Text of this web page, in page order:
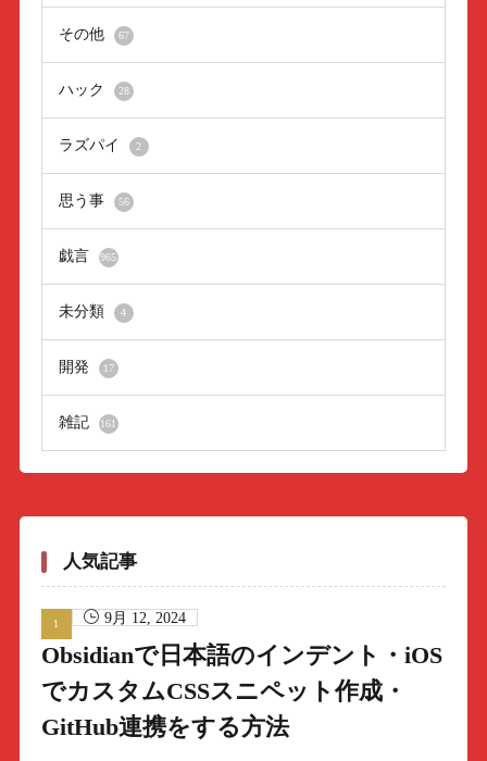
その他 67
ハック 28
ラズパイ 2
思う事 56
戯言 965
未分類 4
開発 17
雑記 161
人気記事
9月 12, 2024
Obsidianで日本語のインデント・iOS
でカスタムCSSスニペット作成・
GitHub連携をする方法